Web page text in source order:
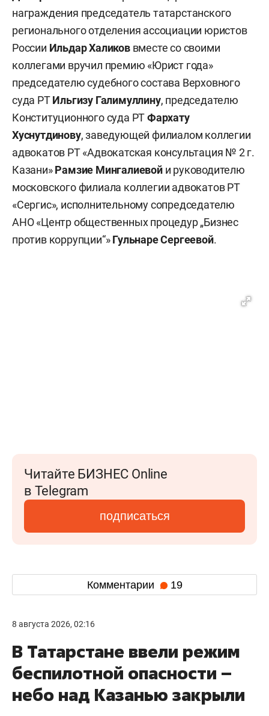
награждения председатель татарстанского
регионального отделения ассоциации юристов
России Ильдар Халиковвместе со своими
коллегами вручил премию «Юрист года»
председателю судебного состава Верховного
суда РТИльгизу Галимуллину, председателю
Конституционного суда РТФархату
Хуснутдинову, заведующей филиалом коллегии
адвокатов РТ «Адвокатская консультация № 2 г.
Казани»Рамзие Мингалиевой и руководителю
московского филиала коллегии адвокатов РТ
«Сергис», исполнительному сопредседателю
АНО «Центр общественных процедур „Бизнес
против коррупции“»Гульнаре Сергеевой.
Читайте БИЗНЕС Online
в Telegram
подписаться
Комментарии 19
8 августа 2026, 02:16
В Татарстане ввели режим
беспилотной опасности –
небо над Казанью закрыли